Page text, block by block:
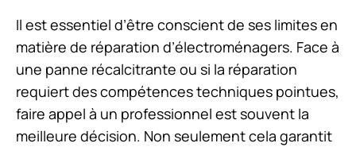
Il est essentiel d’être conscient de ses limites en
matière de réparation d’électroménagers. Face à
une panne récalcitrante ou si la réparation
requiert des compétences techniques pointues,
faire appel à un professionnel est souvent la
meilleure décision. Non seulement cela garantit